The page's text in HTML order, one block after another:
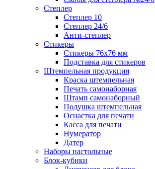
Степлер
Степлер 10
Степлер 24/6
Анти-степлер
Стикеры
Стикеры 76x76 мм
Подставка для стикеров
Штемпельная продукция
Краска штемпельная
Печать самонаборная
Штамп самонаборный
Подушка штемпельная
Оснастка для печати
Касса для печати
Нумератор
Датер
Наборы настольные
Блок-кубики